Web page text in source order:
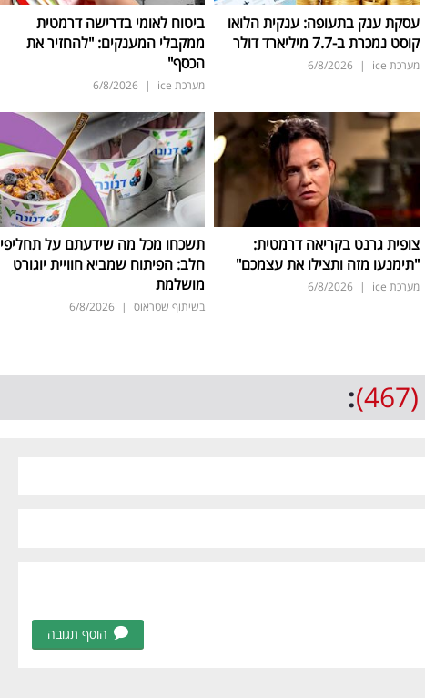
עסקת ענק בתעופה: ענקית הלואו
קוסט נמכרת ב-7.7 מיליארד דולר
מערכת ice |
6/8/2026
ביטוח לאומי בדרישה דרמטית
ממקבלי המענקים: "להחזיר את
הכסף"
מערכת ice |
6/8/2026
צופית גרנט בקריאה דרמטית:
"תימנעו מזה ותצילו את עצמכם"
מערכת ice |
6/8/2026
תשכחו מכל מה שידעתם על תחליפי
חלב: הפיתוח שמביא חוויית יוגורט
מושלמת
בשיתוף שטראוס |
6/8/2026
(467)
:
הוסף תגובה